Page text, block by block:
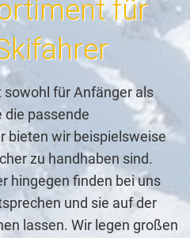
für
für Anfänger als
die passende
bieten wir beispielsweise
zu handhaben sind.
hingegen finden bei uns
und sie auf der
lassen. Wir legen großen